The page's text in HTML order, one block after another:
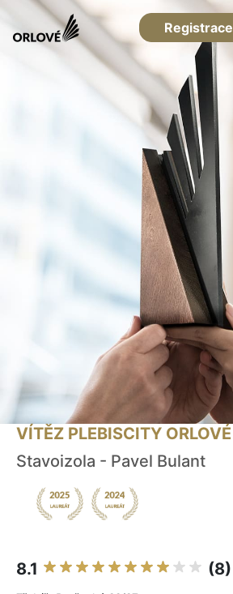
Registrace
VÍTĚZ PLEBISCITY ORLOVÉ
Stavoizola - Pavel Bulant
8.1 (8)